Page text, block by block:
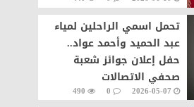
2026
تحمل اسمي الراحلين لمياء
عبد الحميد وأحمد عواد..
حفل إعلان جوائز شعبة
صحفي الاتصالات
والتكنولوجيا ١٥ مايو
2026-05-07
0
490